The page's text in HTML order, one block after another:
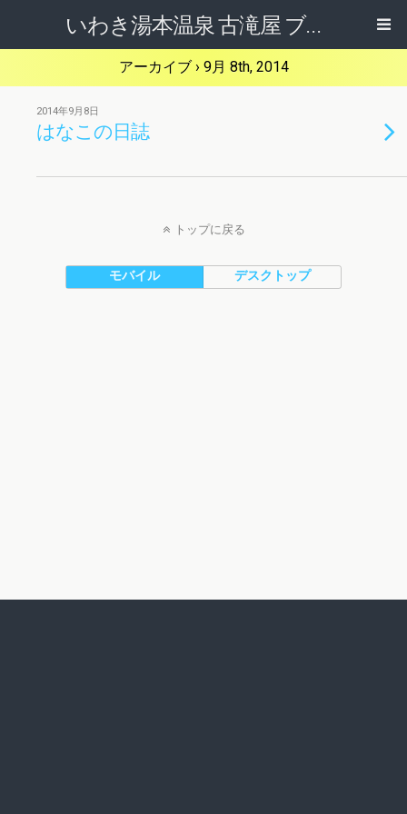
いわき湯本温泉 古滝屋 ブログ
アーカイブ › 9月 8th, 2014
2014年9月8日
はなこの日誌
トップに戻る
モバイル デスクトップ